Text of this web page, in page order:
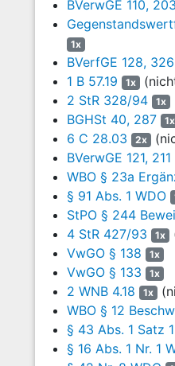
wenn es dies für
Verhandlung sowohl
2014 -
Verhandlung
Beurteilungsspielraum
jeweiligen
Verhandlung objektiv
des
neue grundsätzliche
Buchholz 450.1§ 18
Beweisaufnahme in
Rechtsbeschwerde
sachfremde
Verfahrensermessens
Juni 2020 - 2 B 37.19-
11
b) Mit der
durch§ 18 Abs. 2
Satz 1 der
Recht darauf, dass
Anklage von einem
BVerwGE 110, 203
1x
BVerfGE 128, 326
1 B 57.19
1x
2 StR 328/94
1x
BGHSt 40, 287
1x
6 C 28.03
2x
BVerwGE 121, 211
WBO § 23a
§ 91 Abs. 1 WDO
StPO § 244
4 StR 427/93 1x
VwGO § 138
1x
VwGO § 133 1x
2 WNB 4.18 1x
WBO § 12
§ 43 Abs. 1 Satz
§ 16 Abs. 1 Nr. 1